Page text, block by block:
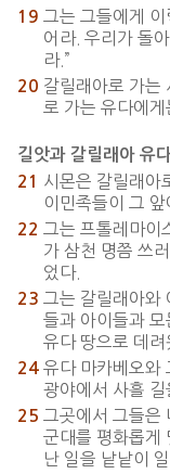
19 그는 그들에게
어라. 우리가 돌
라.”
20 갈릴래아로 가는
로 가는 유다에
길앗과 갈릴래아 유
21
시몬은 갈릴래아
이민족들이 그 앞
22 그는 프톨레마이
가 삼천 명쯤 쓰
었다.
23 그는 갈릴래아와
들과 아이들과
유다 땅으로 데려
24 유다 마카베오와
광야에서 사흘 길
25 그곳에서 그들은
군대를 평화롭게
난 일을 낱낱이